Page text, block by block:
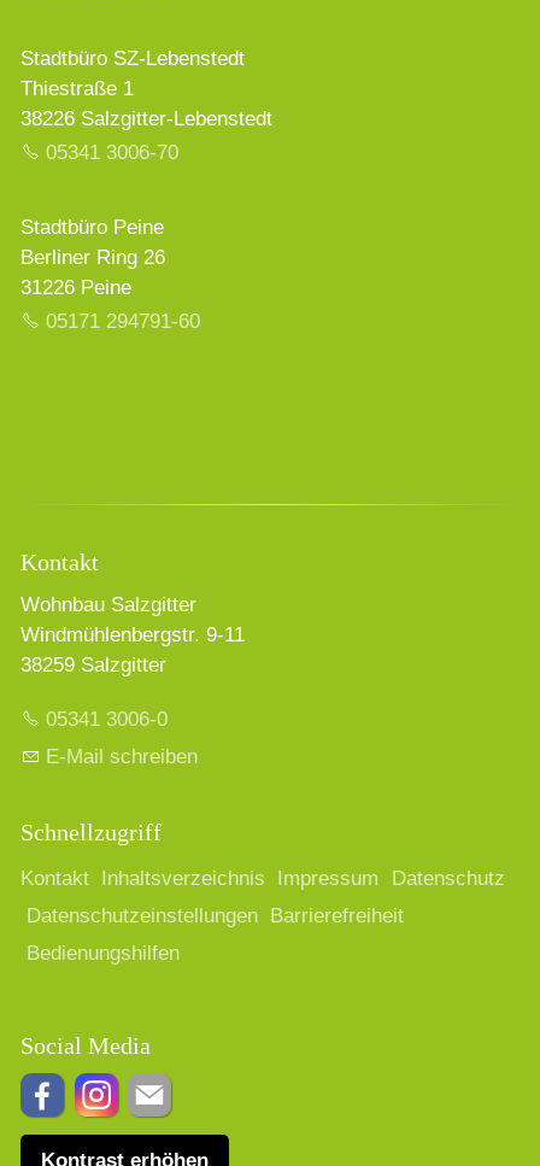
Stadtbüro SZ-Lebenstedt
Thiestraße 1
38226 Salzgitter-Lebenstedt
05341 3006-70
Stadtbüro Peine
Berliner Ring 26
31226 Peine
05171 294791-60
Kontakt
Wohnbau Salzgitter
Windmühlenbergstr. 9-11
38259 Salzgitter
05341 3006-0
E-Mail schreiben
Schnellzugriff
Kontakt Inhaltsverzeichnis Impressum
Datenschutz
Datenschutzeinstellungen
Barrierefreiheit
Bedienungshilfen
Social Media
Kontrast erhöhen